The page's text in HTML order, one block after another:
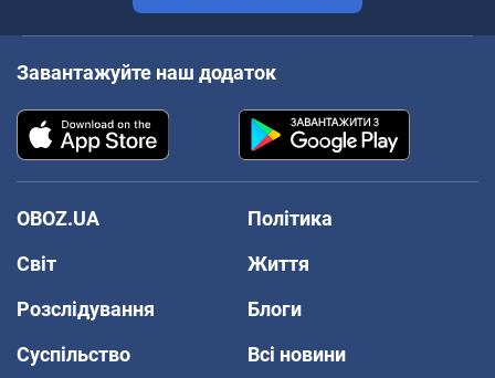
Завантажуйте наш додаток
OBOZ.UA
Політика
Світ
Життя
Розслідування
Блоги
Суспільство
Всі новини